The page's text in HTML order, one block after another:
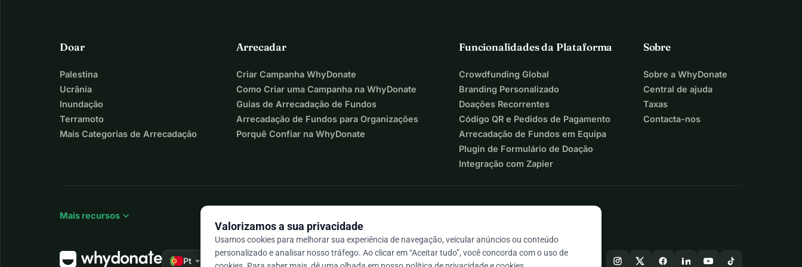
Doar
Palestina
Ucrânia
Inundação
Terramoto
Mais Categorias de Arrecadação
Arrecadar
Criar Campanha WhyDonate
Como Criar uma Campanha na WhyDonate
Guias de Arrecadação de Fundos
Arrecadação de Fundos para Organizações
Porquê Confiar na WhyDonate
Funcionalidades da Plataforma
Crowdfunding Global
Branding Personalizado
Doações Recorrentes
Código QR e Pedidos de Pagamento
Arrecadação de Fundos em Equipa
Plugin de Formulário de Doação
Integração com Zapier
Sobre
Sobre a WhyDonate
Central de ajuda
Taxas
Contacta-nos
Mais recursos expand_more
Pt arrow_drop_down ★★★★★ 4,9 / 5 com base em mais de 500 avaliações
Valorizamos a sua privacidade
Usamos cookies para melhorar sua experiência de navegação, veicular anúncios ou conteúdo
personalizado e analisar nosso tráfego. Ao clicar em “Aceitar tudo”, você concorda com o uso de